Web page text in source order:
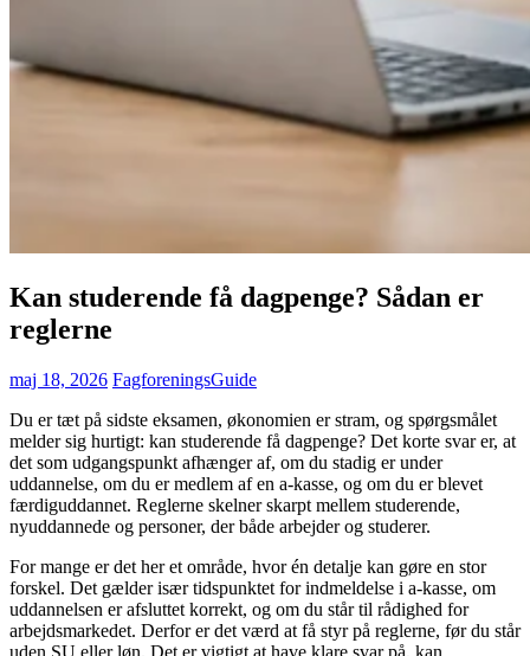
Kan studerende få dagpenge? Sådan er
reglerne
maj 18, 2026 FagforeningsGuide
Du er tæt på sidste eksamen, økonomien er stram, og spørgsmålet
melder sig hurtigt: kan studerende få dagpenge? Det korte svar er, at
det som udgangspunkt afhænger af, om du stadig er under
uddannelse, om du er medlem af en a-kasse, og om du er blevet
færdiguddannet. Reglerne skelner skarpt mellem studerende,
nyuddannede og personer, der både arbejder og studerer.
For mange er det her et område, hvor én detalje kan gøre en stor
forskel. Det gælder især tidspunktet for indmeldelse i a-kasse, om
uddannelsen er afsluttet korrekt, og om du står til rådighed for
arbejdsmarkedet. Derfor er det værd at få styr på reglerne, før du står
uden SU eller løn. Det er vigtigt at have klare svar på, kan